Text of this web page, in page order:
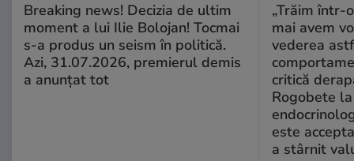
Breaking news! Decizia de ultim
moment a lui Ilie Bolojan! Tocmai
s-a produs un seism în politică.
Azi, 31.07.2026, premierul demis
a anunțat tot
„Trăim într-
mai avem
vederea
critică
Rogobete
este
a stârnit